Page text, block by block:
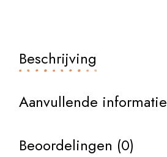
Beschrijving
Aanvullende informatie
Beoordelingen (0)